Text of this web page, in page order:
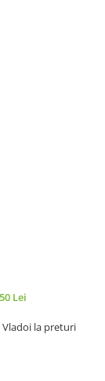
Lei
Vladoi la preturi